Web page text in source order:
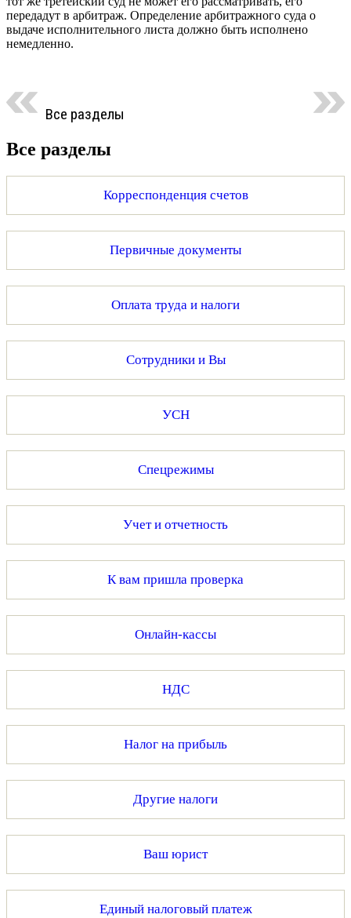
передадут в арбитраж. Определение арбитражного суда о
выдаче исполнительного листа должно быть исполнено
немедленно.
Все разделы
Все разделы
Корреспонденция счетов
Первичные документы
Оплата труда и налоги
Сотрудники и Вы
УСН
Спецрежимы
Учет и отчетность
К вам пришла проверка
Онлайн-кассы
НДС
Налог на прибыль
Другие налоги
Ваш юрист
Единый налоговый платеж